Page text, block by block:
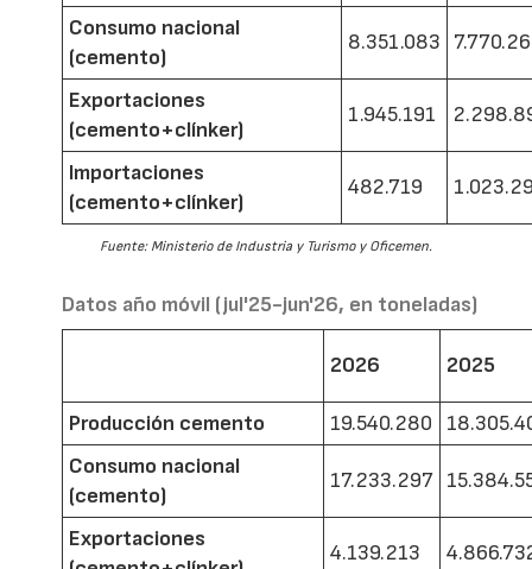
Consumo nacional
(cemento)
8.351.083
Exportaciones
(cemento+clínker)
1.945.191
Importaciones
(cemento+clínker)
482.719
Fuente: Ministerio de Industria y Turismo y Oficemen.
Datos año móvil (jul'25-jun'26, en toneladas)
2026 2025
Producción cemento 19.540.280
Consumo nacional
(cemento)
17.233.297
Exportaciones
4.139.213